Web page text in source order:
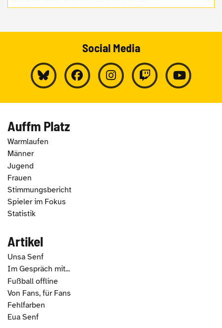
Social Media
Auffm Platz
Warmlaufen
Männer
Jugend
Frauen
Stimmungsbericht
Spieler im Fokus
Statistik
Artikel
Unsa Senf
Im Gespräch mit...
Fußball offline
Von Fans, für Fans
Fehlfarben
Eua Senf